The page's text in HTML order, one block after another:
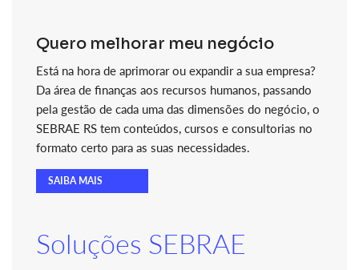
Quero melhorar meu negócio
Está na hora de aprimorar ou expandir a sua empresa?
Da área de finanças aos recursos humanos, passando
pela gestão de cada uma das dimensões do negócio, o
SEBRAE RS tem conteúdos, cursos e consultorias no
formato certo para as suas necessidades.
SAIBA MAIS
Soluções SEBRAE